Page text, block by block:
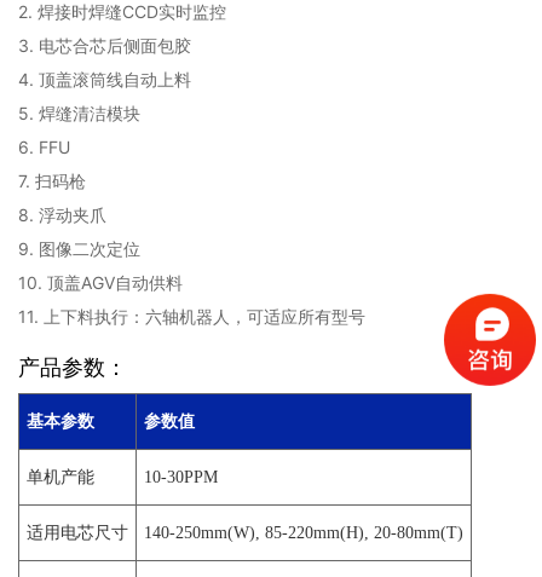
2. 焊接时焊缝CCD实时监控
3. 电芯合芯后侧面包胶
4. 顶盖滚筒线自动上料
5. 焊缝清洁模块
6. FFU
7. 扫码枪
8. 浮动夹爪
9. 图像二次定位
10. 顶盖AGV自动供料
11. 上下料执行：六轴机器人，可适应所有型号
产品参数：
基本参数 参数值
单机产能 10-30PPM
适用电芯尺寸 140-250mm(W), 85-220mm(H), 20-80mm(T)